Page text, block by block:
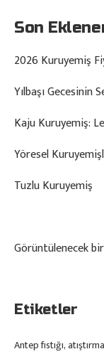
Son
2026 Kuruyemiş
Yılbaşı Gecesinin
Kaju Kuruyemiş:
Yöresel
Tuzlu Kuruyemiş
Görüntülenecek
Etiketler
Antep fıstığı